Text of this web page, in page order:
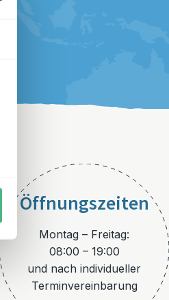
Öffnungszeiten
Montag – Freitag:
08:00 – 19:00
und nach individueller
Terminvereinbarung